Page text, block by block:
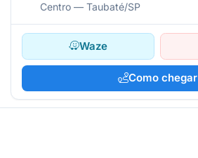
Centro — Taubaté/SP
Waze
Como chegar